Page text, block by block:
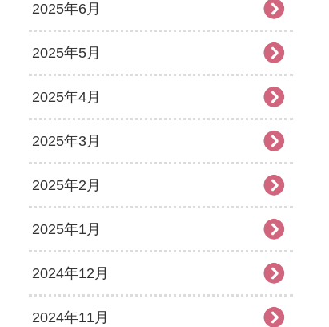
2025年6月
2025年5月
2025年4月
2025年3月
2025年2月
2025年1月
2024年12月
2024年11月